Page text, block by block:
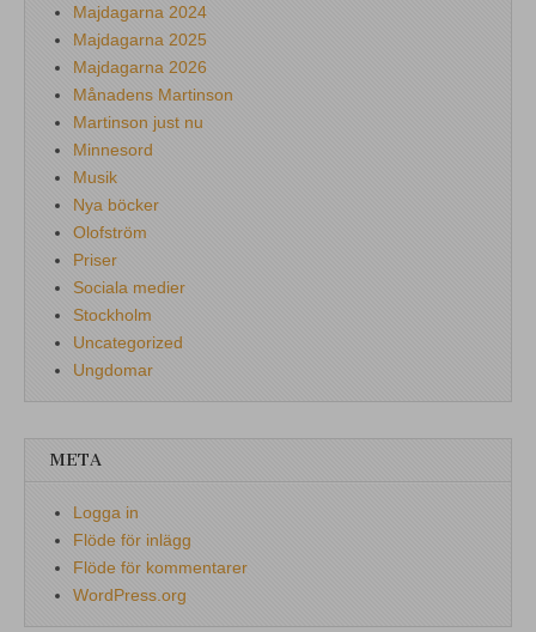
Majdagarna 2024
Majdagarna 2025
Majdagarna 2026
Månadens Martinson
Martinson just nu
Minnesord
Musik
Nya böcker
Olofström
Priser
Sociala medier
Stockholm
Uncategorized
Ungdomar
META
Logga in
Flöde för inlägg
Flöde för kommentarer
WordPress.org